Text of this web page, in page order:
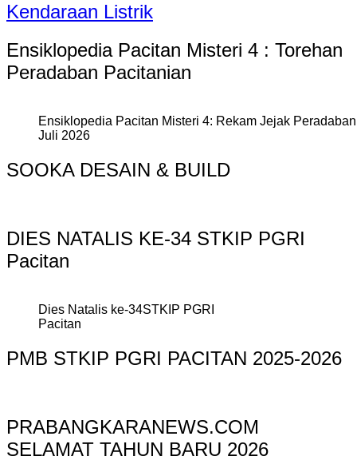
Kendaraan Listrik
Ensiklopedia Pacitan Misteri 4 : Torehan
Peradaban Pacitanian
Ensiklopedia Pacitan Misteri 4: Rekam Jejak
Juli 2026
SOOKA DESAIN & BUILD
DIES NATALIS KE-34 STKIP PGRI
Pacitan
Dies Natalis ke-34STKIP PGRI
Pacitan
PMB STKIP PGRI PACITAN 2025-2026
PRABANGKARANEWS.COM
SELAMAT TAHUN BARU 2026